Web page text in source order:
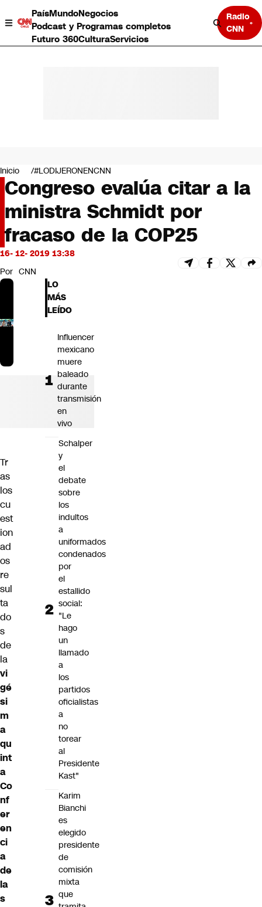
PaísMundoNegocios
Podcast y Programas completos
Futuro 360CulturaServicios
Radio
CNN
Negocios
Deportes
Programas completos
Cultura
Servicios
Bits
CNN tiempo
Futuro 360
Opinión
Inicio #LODIJERONENCNN
Congreso evalúa citar a la
ministra Schmidt por
fracaso de la COP25
16- 12- 2019 13:38
Por CNN
Tr
as
los
cu
est
ion
ad
os
re
sul
ta
do
s
de
la
vi
gé
si
m
a
qu
int
a
Co
nf
er
en
ci
a
de
la
s
LO
MÁS
LEÍDO
Influencer
mexicano
muere
baleado
durante
transmisión
en
vivo
Schalper
y
el
debate
sobre
los
indultos
a
uniformados
condenados
por
el
estallido
social:
"Le
hago
un
llamado
a
los
partidos
oficialistas
a
no
torear
al
Presidente
Kast"
Karim
Bianchi
es
elegido
presidente
de
comisión
mixta
que